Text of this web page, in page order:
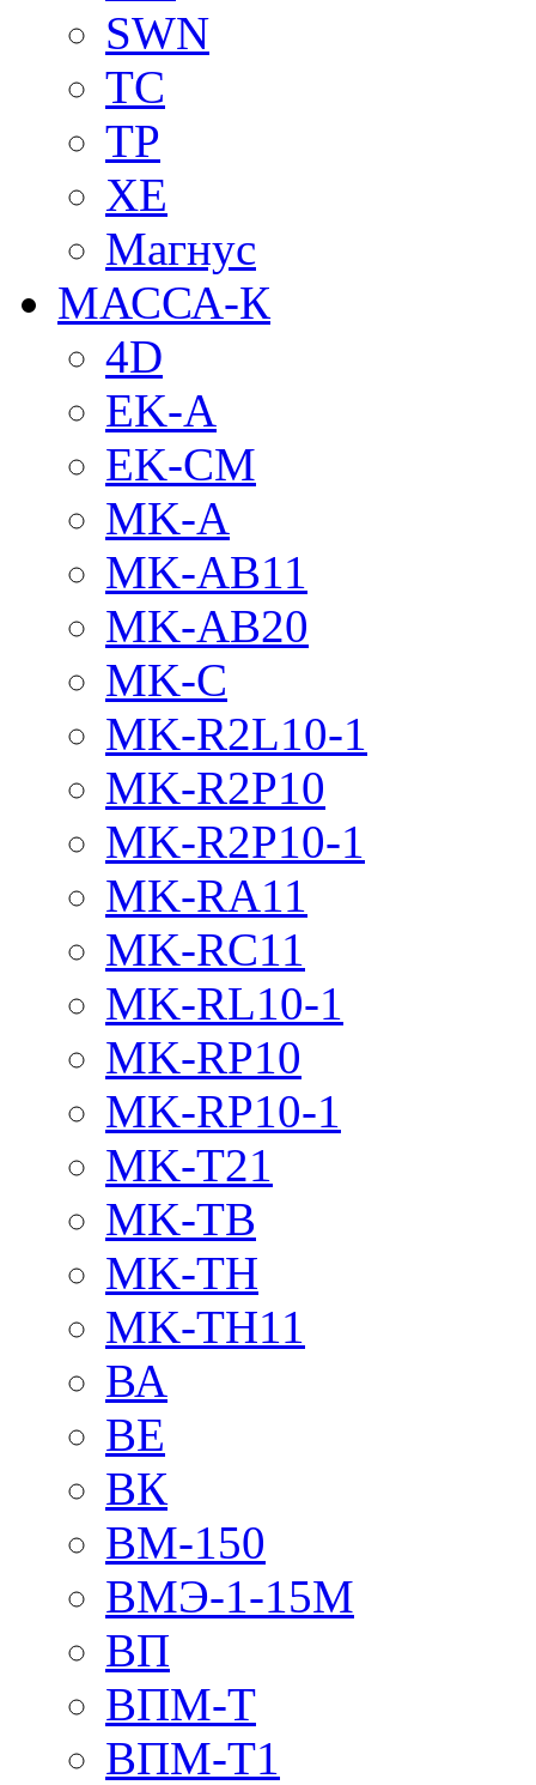
SWN
TC
TP
XE
Магнус
МАССА-К
4D
EK-A
EK-CM
MK-A
MK-AB11
MK-AB20
MK-C
MK-R2L10-1
MK-R2P10
MK-R2P10-1
MK-RA11
MK-RC11
MK-RL10-1
MK-RP10
MK-RP10-1
MK-T21
MK-TB
MK-TH
MK-TH11
ВА
ВЕ
ВК
ВМ-150
ВМЭ-1-15М
ВП
ВПМ-Т
ВПМ-Т1